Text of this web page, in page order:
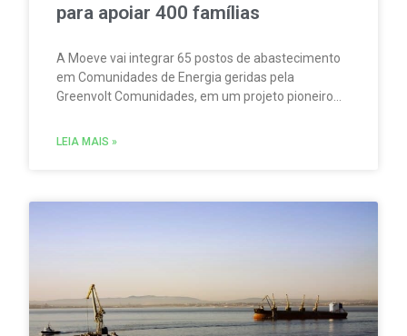
para apoiar 400 famílias
A Moeve vai integrar 65 postos de abastecimento
em Comunidades de Energia geridas pela
Greenvolt Comunidades, em um projeto pioneiro
consumir e partilhar energia renovável localmente.
LEIA MAIS »